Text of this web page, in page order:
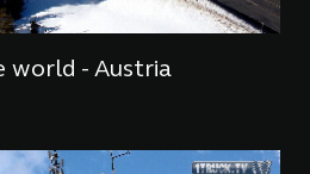
world - Austria